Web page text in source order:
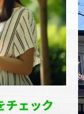
チェック